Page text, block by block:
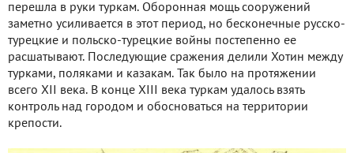
перешла в руки туркам. Оборонная мощь сооружений
заметно усиливается в этот период, но бесконечные русско-
турецкие и польско-турецкие войны постепенно ее
расшатывают. Последующие сражения делили Хотин между
турками, поляками и казакам. Так было на протяжении
всего XII века. В конце XIII века туркам удалось взять
контроль над городом и обосноваться на территории
крепости.